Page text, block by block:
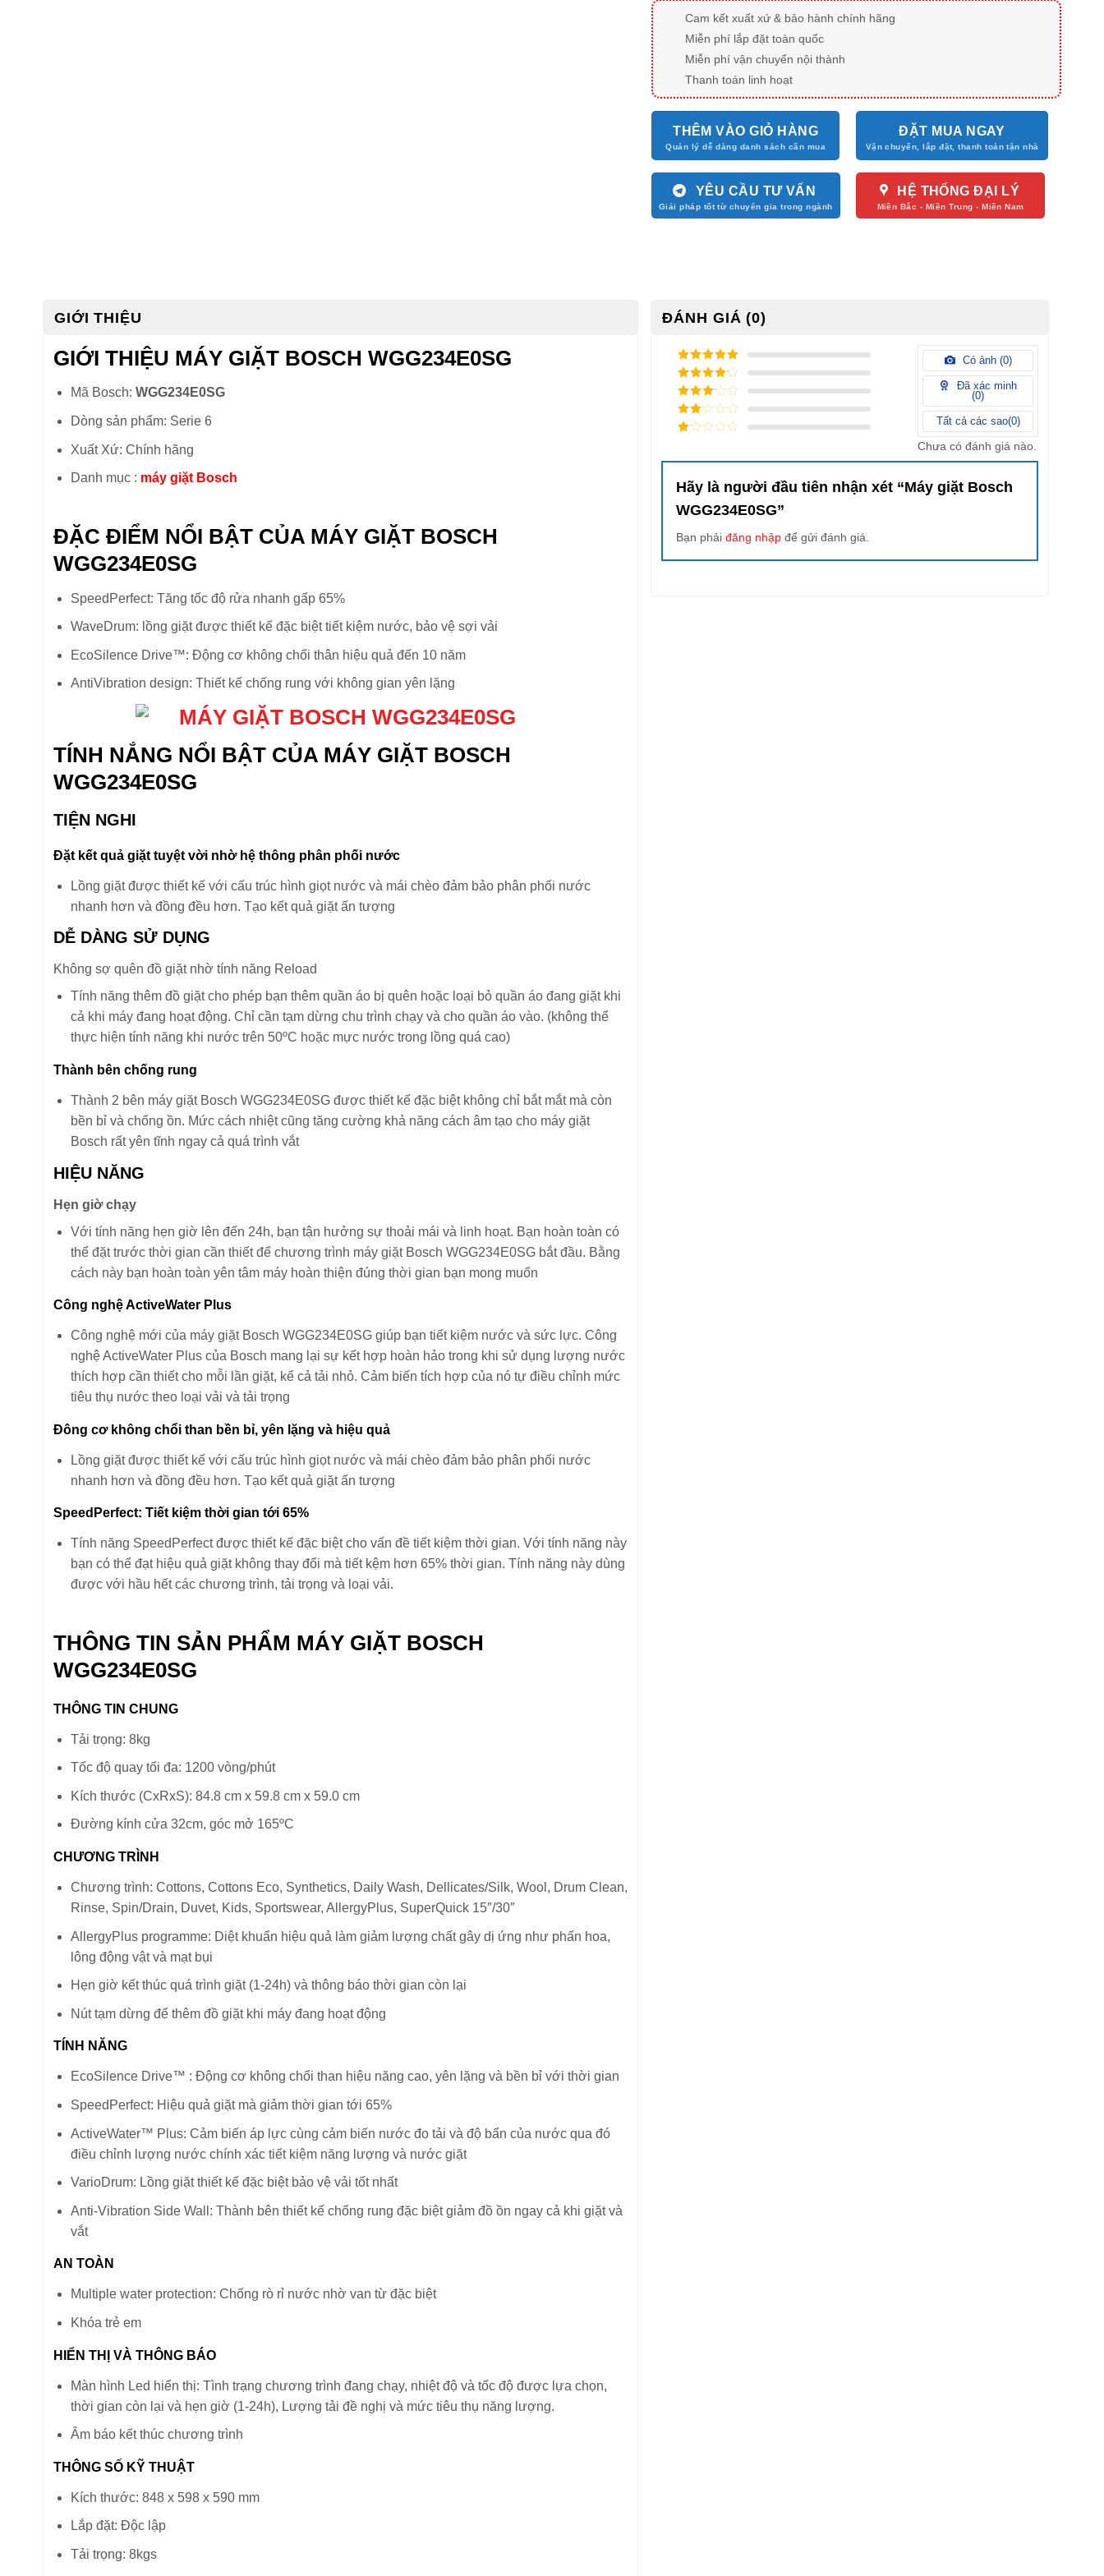
Cam kết xuất xứ & bảo hành chính hãng
Miễn phí lắp đặt toàn quốc
Miễn phí vận chuyển nội thành
Thanh toán linh hoạt
THÊM VÀO GIỎ HÀNG ĐẶT MUA NGAY
YÊU CẦU TƯ VẤN HỆ THỐNG ĐẠI LÝ
GIỚI THIỆU
GIỚI THIỆU MÁY GIẶT BOSCH WGG234E0SG
Mã Bosch: WGG234E0SG
Dòng sản phẩm: Serie 6
Xuất Xứ: Chính hãng
Danh mục : máy giặt Bosch
ĐẶC ĐIỂM NỔI BẬT CỦA MÁY GIẶT BOSCH
WGG234E0SG
SpeedPerfect: Tăng tốc độ rửa nhanh gấp 65%
WaveDrum: lồng giặt được thiết kế đặc biệt tiết kiệm nước, bảo vệ sợi vải
EcoSilence Drive™: Động cơ không chổi thân hiệu quả đến 10 năm
AntiVibration design: Thiết kế chống rung với không gian yên lặng
TÍNH NẮNG NỔI BẬT CỦA MÁY GIẶT BOSCH
WGG234E0SG
TIỆN NGHI
Đặt kết quả giặt tuyệt vời nhờ hệ thông phân phối nước
Lồng giặt được thiết kế với cấu trúc hình giọt nước và mái chèo đảm bảo phân phối nước
nhanh hơn và đồng đều hơn. Tạo kết quả giặt ấn tượng
DỄ DÀNG SỬ DỤNG
Không sợ quên đồ giặt nhờ tính năng Reload
Tính năng thêm đồ giặt cho phép bạn thêm quần áo bị quên hoặc loại bỏ quần áo đang giặt khi
cả khi máy đang hoạt động. Chỉ cần tạm dừng chu trình chạy và cho quần áo vào. (không thể
thực hiện tính năng khi nước trên 50ºC hoặc mực nước trong lồng quá cao)
Thành bên chống rung
Thành 2 bên máy giặt Bosch WGG234E0SG được thiết kế đặc biệt không chỉ bắt mắt mà còn
bền bỉ và chống ồn. Mức cách nhiệt cũng tăng cường khả năng cách âm tạo cho máy giặt
Bosch rất yên tĩnh ngay cả quá trình vắt
HIỆU NĂNG
Hẹn giờ chạy
Với tính năng hẹn giờ lên đến 24h, bạn tận hưởng sự thoải mái và linh hoạt. Bạn hoàn toàn có
thể đặt trước thời gian cần thiết để chương trình máy giặt Bosch WGG234E0SG bắt đầu. Bằng
cách này bạn hoàn toàn yên tâm máy hoàn thiện đúng thời gian bạn mong muốn
Công nghệ ActiveWater Plus
Công nghệ mới của máy giặt Bosch WGG234E0SG giúp bạn tiết kiệm nước và sức lực. Công
nghệ ActiveWater Plus của Bosch mang lại sự kết hợp hoàn hảo trong khi sử dụng lượng nước
thích hợp cần thiết cho mỗi lần giặt, kể cả tải nhỏ. Cảm biến tích hợp của nó tự điều chỉnh mức
tiêu thụ nước theo loại vải và tải trọng
Đông cơ không chổi than bền bỉ, yên lặng và hiệu quả
Lồng giặt được thiết kế với cấu trúc hình giọt nước và mái chèo đảm bảo phân phối nước
nhanh hơn và đồng đều hơn. Tạo kết quả giặt ấn tượng
SpeedPerfect: Tiết kiệm thời gian tới 65%
Tính năng SpeedPerfect được thiết kế đặc biệt cho vấn đề tiết kiệm thời gian. Với tính năng này
bạn có thể đạt hiệu quả giặt không thay đổi mà tiết kệm hơn 65% thời gian. Tính năng này dùng
được với hầu hết các chương trình, tải trọng và loại vải.
THÔNG TIN SẢN PHẨM MÁY GIẶT BOSCH
WGG234E0SG
THÔNG TIN CHUNG
Tải trọng: 8kg
Tốc độ quay tối đa: 1200 vòng/phút
Kích thước (CxRxS): 84.8 cm x 59.8 cm x 59.0 cm
Đường kính cửa 32cm, góc mở 165ºC
CHƯƠNG TRÌNH
Chương trình: Cottons, Cottons Eco, Synthetics, Daily Wash, Dellicates/Silk, Wool, Drum Clean,
Rinse, Spin/Drain, Duvet, Kids, Sportswear, AllergyPlus, SuperQuick 15″/30″
AllergyPlus programme: Diệt khuẩn hiệu quả làm giảm lượng chất gây dị ứng như phấn hoa,
lông động vật và mạt bụi
Hẹn giờ kết thúc quá trình giặt (1-24h) và thông báo thời gian còn lại
Nút tạm dừng để thêm đồ giặt khi máy đang hoạt động
TÍNH NĂNG
EcoSilence Drive™ : Động cơ không chổi than hiệu năng cao, yên lặng và bền bỉ với thời gian
SpeedPerfect: Hiệu quả giặt mà giảm thời gian tới 65%
ActiveWater™ Plus: Cảm biến áp lực cùng cảm biến nước đo tải và độ bẩn của nước qua đó
điều chỉnh lượng nước chính xác tiết kiệm năng lượng và nước giặt
VarioDrum: Lồng giặt thiết kế đặc biệt bảo vệ vải tốt nhất
Anti-Vibration Side Wall: Thành bên thiết kế chống rung đặc biệt giảm đồ ồn ngay cả khi giặt và
vắt
AN TOÀN
Multiple water protection: Chống rò rỉ nước nhờ van từ đặc biệt
Khóa trẻ em
HIỂN THỊ VÀ THÔNG BÁO
Màn hình Led hiển thị: Tình trạng chương trình đang chạy, nhiệt độ và tốc độ được lựa chọn,
thời gian còn lại và hẹn giờ (1-24h), Lượng tải đề nghị và mức tiêu thụ năng lượng.
Âm báo kết thúc chương trình
THÔNG SỐ KỸ THUẬT
Kích thước: 848 x 598 x 590 mm
Lắp đặt: Độc lập
Tải trọng: 8kgs
ĐÁNH GIÁ (0)
5/ 5 điểm
4/ 5
điểm
3/ 5
điểm
2/
5
Có ảnh (0)
Đã xác minh
(0)
Tất cả các sao(0)
Chưa có đánh giá nào.
Hãy là người đầu tiên nhận xét “Máy giặt Bosch
WGG234E0SG”
Bạn phảiđăng nhập để gửi đánh giá.